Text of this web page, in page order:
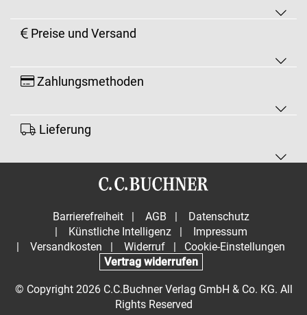
Preise und Versand
Zahlungsmethoden
Lieferung
Barrierefreiheit | AGB |
Datenschutz
|
Künstliche Intelligenz |
Impressum
|
Versandkosten | Widerruf |
Cookie-Einstellungen
Vertrag widerrufen
© Copyright 2026 C.C.Buchner Verlag GmbH & Co. KG. All
Rights Reserved